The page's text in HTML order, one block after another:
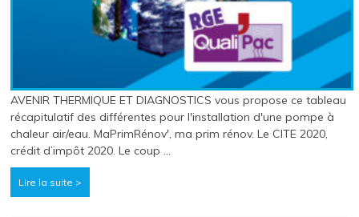
AVENIR THERMIQUE ET DIAGNOSTICS vous propose ce tableau
récapitulatif des différentes pour l'installation d'une pompe à
chaleur air/eau. MaPrimRénov', ma prim rénov. Le CITE 2020,
crédit d’impôt 2020. Le coup …
Lire la suite >